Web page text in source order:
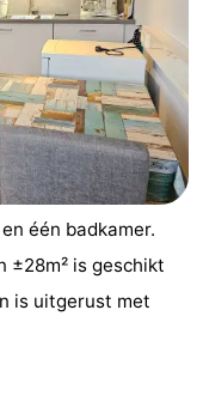
en één badkamer.
±28m² is geschikt
is uitgerust met